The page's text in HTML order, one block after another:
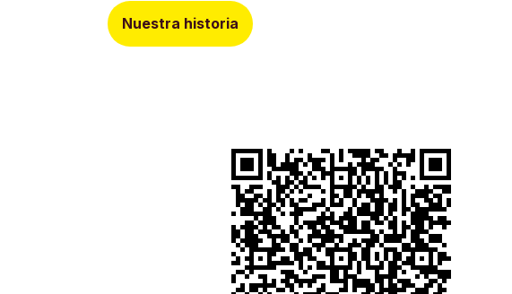
Nuestra historia